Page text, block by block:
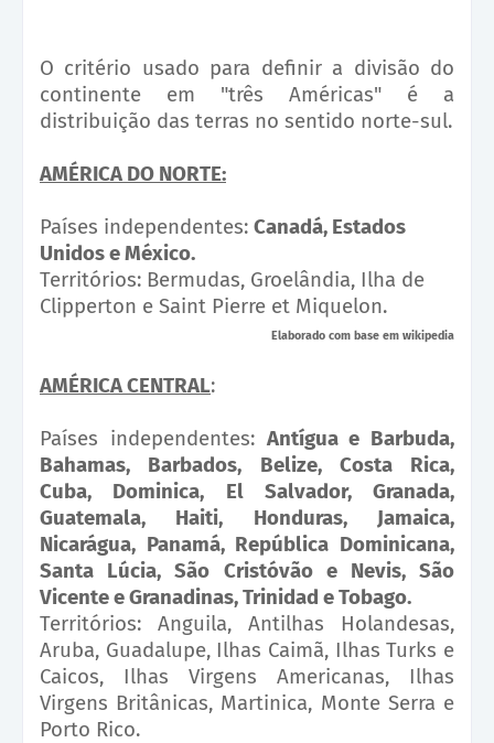
O critério usado para definir a divisão do
continente em "três Américas" é a
distribuição das terras no sentido norte-sul.
AMÉRICA DO NORTE:
Países independentes: Canadá, Estados
Unidos e México.
Territórios: Bermudas, Groelândia, Ilha de
Clipperton e Saint Pierre et Miquelon.
Elaborado com base em wikipedia
AMÉRICA CENTRAL:
Países independentes: Antígua e Barbuda,
Bahamas, Barbados, Belize, Costa Rica,
Cuba, Dominica, El Salvador, Granada,
Guatemala, Haiti, Honduras, Jamaica,
Nicarágua, Panamá, República Dominicana,
Santa Lúcia, São Cristóvão e Nevis, São
Vicente e Granadinas, Trinidad e Tobago.
Territórios: Anguila, Antilhas Holandesas,
Aruba, Guadalupe, Ilhas Caimã, Ilhas Turks e
Caicos, Ilhas Virgens Americanas, Ilhas
Virgens Britânicas, Martinica, Monte Serra e
Porto Rico.